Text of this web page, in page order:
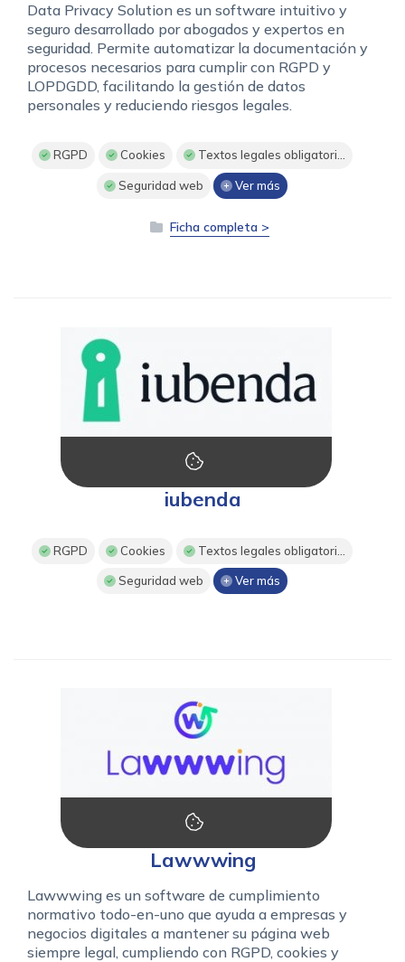
Data Privacy Solution es un software intuitivo y
seguro desarrollado por abogados y expertos en
seguridad. Permite automatizar la documentación y
procesos necesarios para cumplir con RGPD y
LOPDGDD, facilitando la gestión de datos
personales y reduciendo riesgos legales.
RGPD Cookies Textos legales obligatori...
Seguridad web Ver más
Ficha completa >
iubenda
RGPD Cookies Textos legales obligatori...
Seguridad web Ver más
Lawwwing
Lawwwing es un software de cumplimiento
normativo todo-en-uno que ayuda a empresas y
negocios digitales a mantener su página web
siempre legal, cumpliendo con RGPD, cookies y